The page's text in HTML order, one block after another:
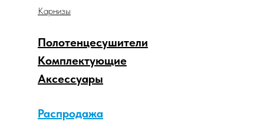
Аксессуары
Распродажа
Комплектующие
Карнизы
Полотенцесушители